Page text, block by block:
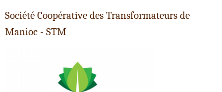
Société Coopérative des Transformateurs de
Manioc - STM